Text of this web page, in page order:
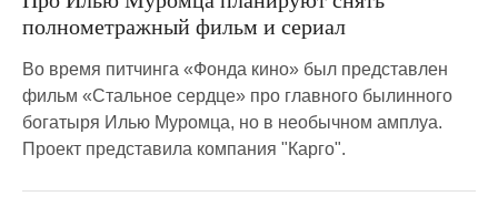
полнометражный фильм и сериал
Во время питчинга «Фонда кино» был представлен
фильм «Стальное сердце» про главного былинного
богатыря Илью Муромца, но в необычном амплуа.
Проект представила компания "Карго".